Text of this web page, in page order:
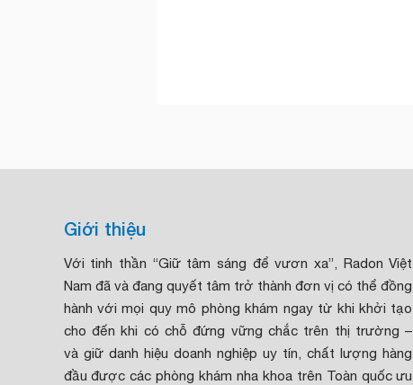
Giới thiệu
Với tinh thần “Giữ tâm sáng để vươn xa”, Radon Việt
Nam đã và đang quyết tâm trở thành đơn vị có thể đồng
hành với mọi quy mô phòng khám ngay từ khi khởi tạo
cho đến khi có chỗ đứng vững chắc trên thị trường –
và giữ danh hiệu doanh nghiệp uy tín, chất lượng hàng
đầu được các phòng khám nha khoa trên Toàn quốc ưu